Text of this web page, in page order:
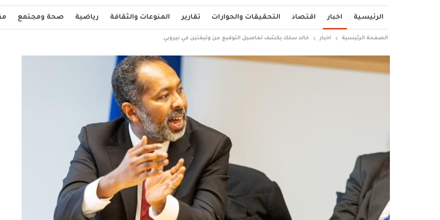
الرئيسية اخبار اقتصاد التحقيقات والحوارات تقارير المنوعات والثقافة رياضية صحة ومجتمع
الصفحة الرئيسية اخبار خالد سلك يكشف تفاصيل التوقيع عن وثيقتين في نيروبي